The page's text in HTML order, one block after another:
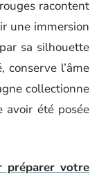
racontent
une immersion
sa silhouette
conserve l’âme
collectionne
avoir été posée
préparer votre